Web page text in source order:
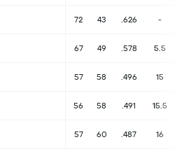
72 43 .626 -
67 49 .578 5.5
57 58 .496 15
56 58 .491 15.5
57 60 .487 16